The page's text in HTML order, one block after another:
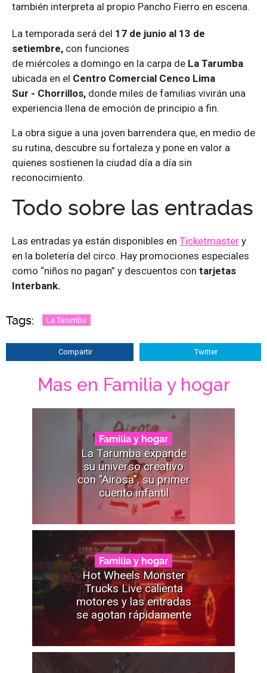
también interpreta al propio Pancho Fierro en escena.
La temporada será del 1 7 de junio al 13 de
setiembre, con funciones
de miércoles a domingo en la carpa de La Tarumba
ubicada en el Centro Comercial Cenco Lima
Sur - Chorrillos, donde miles de familias vivirán una
experiencia llena de emoción de principio a fin.
La obra sigue a una joven barrendera que, en medio de
su rutina, descubre su fortaleza y pone en valor a
quienes sostienen la ciudad día a día sin
reconocimiento.
Todo sobre las entradas
Las entradas ya están disponibles en Ticketmaster y
en la boletería del circo. Hay promociones especiales
como “niños no pagan” y descuentos con tarjetas
Interbank.
Tags: La Tarumba
Compartir Twitter
Mas en Familia y hogar
Familia y hogar
La Tarumba expande
su universo creativo
con "Airosa", su primer
cuento infantil
Familia y hogar
Hot Wheels Monster
Trucks Live calienta
motores y las entradas
se agotan rápidamente